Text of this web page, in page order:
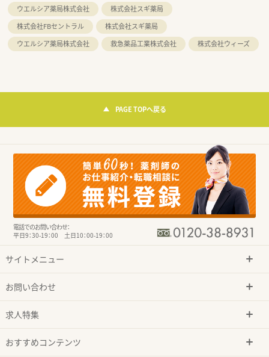
ウエルシア薬局株式会社
株式会社スギ薬局
株式会社FBセントラル
株式会社スギ薬局
ウエルシア薬局株式会社
救急薬品工業株式会社 株式会社ウィーズ
PAGE TOPへ戻る
電話でのお問い合わせ：
平日9：30-19：00 土日10：00-19：00
サイトメニュー
お問い合わせ
求人特集
おすすめコンテンツ